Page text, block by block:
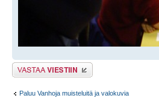
Lähetä vastaus
Paluu Vanhoja muisteluitä ja valokuvia